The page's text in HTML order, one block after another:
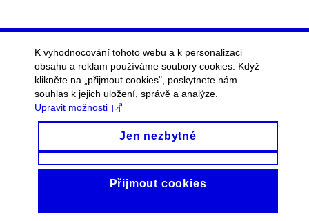
K vyhodnocování tohoto webu a k personalizaci
obsahu a reklam používáme soubory cookies. Když
klikněte na „přijmout cookies", poskytnete nám
souhlas k jejich uložení, správě a analýze.
Upravit možnosti
Jen nezbytné
Přijmout cookies